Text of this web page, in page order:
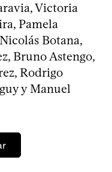
Victoria
Pamela
Botana,
Bruno Astengo,
Rodrigo
y Manuel